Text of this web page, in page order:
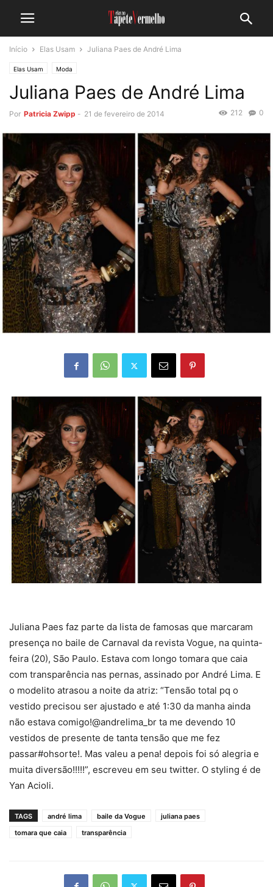
Início Elas Usam Juliana Paes de André Lima
Elas Usam Moda
Juliana Paes de André Lima
Por Patricia Zwipp - 21 de fevereiro de 2014 0
212
Juliana Paes faz parte da lista de famosas que marcaram
presença no baile de Carnaval da revista Vogue, na quinta-
feira (20), São Paulo. Estava com longo tomara que caia
com transparência nas pernas, assinado por André Lima. E
o modelito atrasou a noite da atriz: “Tensão total pq o
vestido precisou ser ajustado e até 1:30 da manha ainda
não estava comigo!@andrelima_br ta me devendo 10
vestidos de presente de tanta tensão que me fez
passar#ohsorte!. Mas valeu a pena! depois foi só alegria e
muita diversão!!!!!”, escreveu em seu twitter. O styling é de
Yan Acioli.
TAGS andré lima baile da Vogue
juliana paes
tomara que caia
transparência